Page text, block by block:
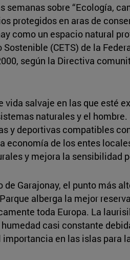
semanas sobre “Ecología,
protegidos en aras de
como un espacio natural
(CETS) de la
según la Directiva
vida salvaje en las que esté
naturales y el
y deportivas compatibles
de los entes
y mejora la sensibilidad
Garajonay, el punto más
alberga la mejor
toda Europa. La
casi constante
en las islas para